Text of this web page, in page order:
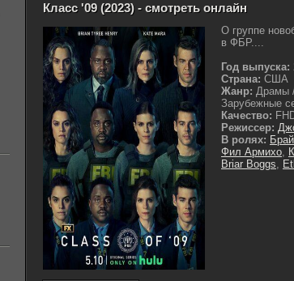
Класс '09 (2023) - смотреть онлайн
О группе
в ФБР....
Год выпуска:
Страна: США
Жанр: Драмы
Зарубежные
Качество:
Режиссер:
В ролях:
Фил Армихо,
Briar Boggs,